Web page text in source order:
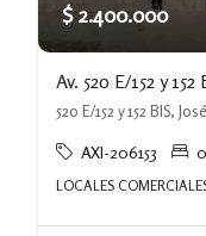
$ 2.400.000
520 E/152 y 152 BIS,
AXI-206153 0
LOCALES